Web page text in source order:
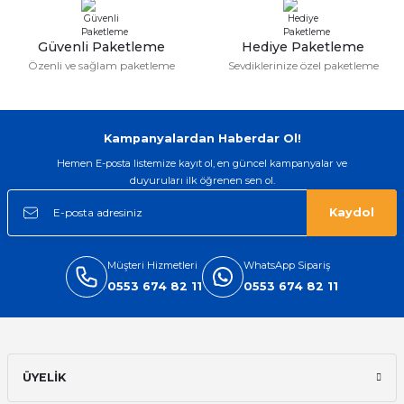
Bu ürüne benzer farklı alternatifler olmalı.
Güvenli Paketleme
Özenli ve sağlam paketleme
Hediye Paketleme
Sevdiklerinize özel paketleme
Kampanyalardan Haberdar Ol!
Hemen E-posta listemize kayıt ol, en güncel kampanyalar ve
duyuruları ilk öğrenen sen ol.
Kaydol
Müşteri Hizmetleri
0553 674 82 11
WhatsApp Sipariş
0553 674 82 11
ÜYELİK